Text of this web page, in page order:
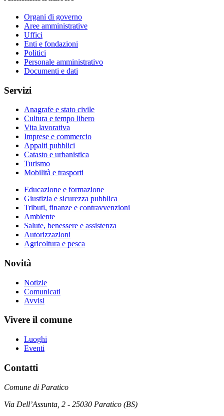
Organi di governo
Aree amministrative
Uffici
Enti e fondazioni
Politici
Personale amministrativo
Documenti e dati
Servizi
Anagrafe e stato civile
Cultura e tempo libero
Vita lavorativa
Imprese e commercio
Appalti pubblici
Catasto e urbanistica
Turismo
Mobilità e trasporti
Educazione e formazione
Giustizia e sicurezza pubblica
Tributi, finanze e contravvenzioni
Ambiente
Salute, benessere e assistenza
Autorizzazioni
Agricoltura e pesca
Novità
Notizie
Comunicati
Avvisi
Vivere il comune
Luoghi
Eventi
Contatti
Comune di Paratico
Via Dell’Assunta, 2 - 25030 Paratico (BS)